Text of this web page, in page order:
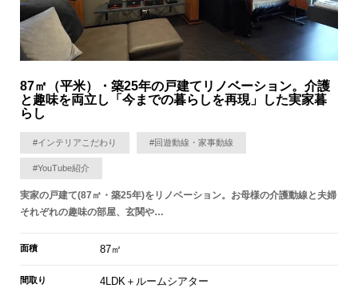
87㎡（平米）・築25年の戸建てリノベーション。介護
と趣味を両立し「今までの暮らしを再現」した実家暮
らし
#インテリアこだわり #回遊動線・家事動線
#YouTube紹介
実家の戸建て(87㎡・築25年)をリノベーション。お母様の介護動線と夫婦
それぞれの趣味の部屋、玄関や…
面積 87㎡
間取り 4LDK＋ルームシアター